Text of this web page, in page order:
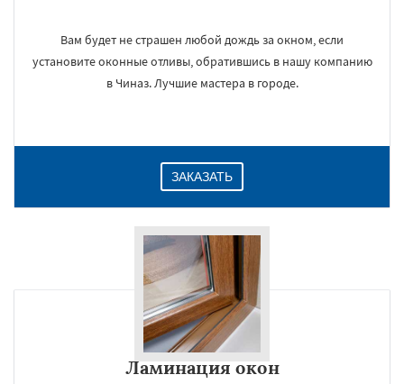
Вам будет не страшен любой дождь за окном, если
установите оконные отливы, обратившись в нашу компанию
в Чиназ. Лучшие мастера в городе.
ЗАКАЗАТЬ
Ламинация окон